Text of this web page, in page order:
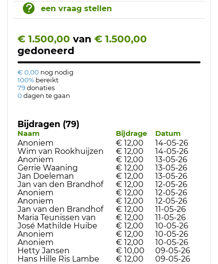
een vraag stellen
€ 1.500,00 van € 1.500,00
gedoneerd
€ 0,00 nog nodig
100% bereikt
79donaties
0dagen te gaan
Bijdragen (79)
Naam Bijdrage Datum
Anoniem € 12,00
14-05-26
Wim van Rookhuijzen
€ 12,00
14-05-26
Anoniem
€ 12,00
13-05-26
Gerrie Waaning
€ 12,00
13-05-26
Jan Doeleman
€ 12,00
13-05-26
Jan van den Brandhof
€ 12,00
12-05-26
Anoniem
€ 12,00
12-05-26
Anoniem
€ 12,00
12-05-26
Jan van den Brandhof
€ 12,00
11-05-26
Maria Teunissen van
€ 12,00
11-05-26
José Mathilde Huibe
€ 12,00
10-05-26
Anoniem
€ 12,00
10-05-26
Anoniem
€ 12,00
10-05-26
Hetty Jansen
€ 10,00
09-05-26
Hans Hille Ris Lambe
€ 12,00 09-05-26